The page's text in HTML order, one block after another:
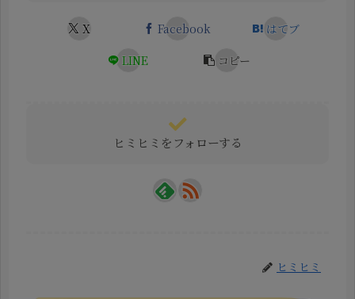
X Facebook
はてブ
LINE
コピー
ヒミヒミをフォローする
ヒミヒミ